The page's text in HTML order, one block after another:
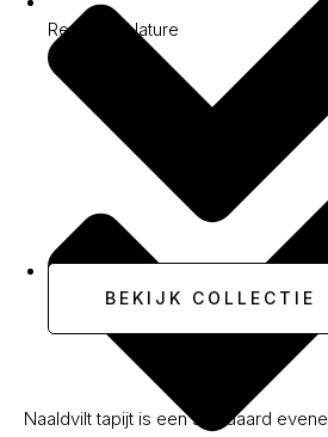
Rewind® Nature
BEKIJK COLLECTIE
Naaldvilt tapijt is een standaard